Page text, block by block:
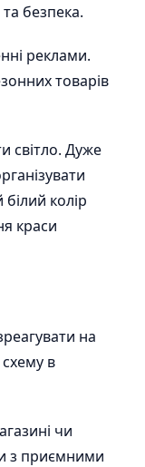
безпека.
реклами.
товарів
світло. Дуже
колір
краси
на
в
чи
з приємними